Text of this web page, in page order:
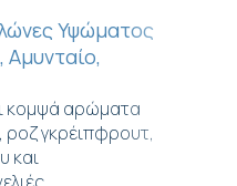
Υψώματος
κομψά αρώματα
γκρέιπφρουτ,
και